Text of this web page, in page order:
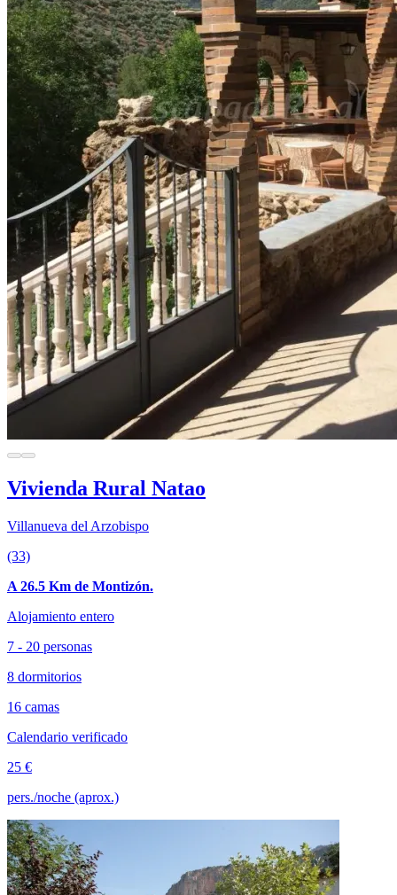
Vivienda Rural Natao
Villanueva del Arzobispo
(33)
A 26.5 Km de Montizón.
Alojamiento entero
7 - 20 personas
8 dormitorios
16 camas
Calendario verificado
25 €
pers./noche (aprox.)